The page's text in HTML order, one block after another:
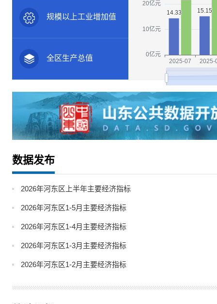
规模以上工业增加值
全区生产总值
数据发布
2026年河东区上半年主要经济指标
2026年河东区1-5月主要经济指标
2026年河东区1-4月主要经济指标
2026年河东区1-3月主要经济指标
2026年河东区1-2月主要经济指标